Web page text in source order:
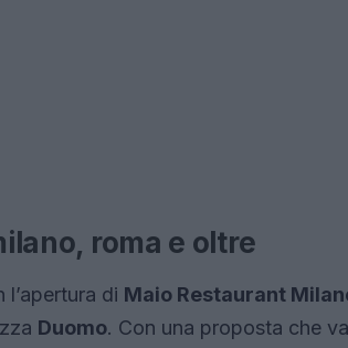
roma e oltre
di Maio Restaurant
Duomo. Con una proposta che